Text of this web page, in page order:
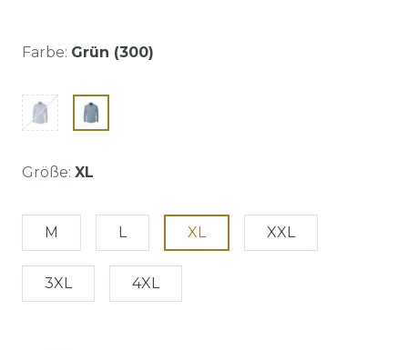
Farbe: Grün (300)
Größe: XL
M L XL XXL
3XL 4XL